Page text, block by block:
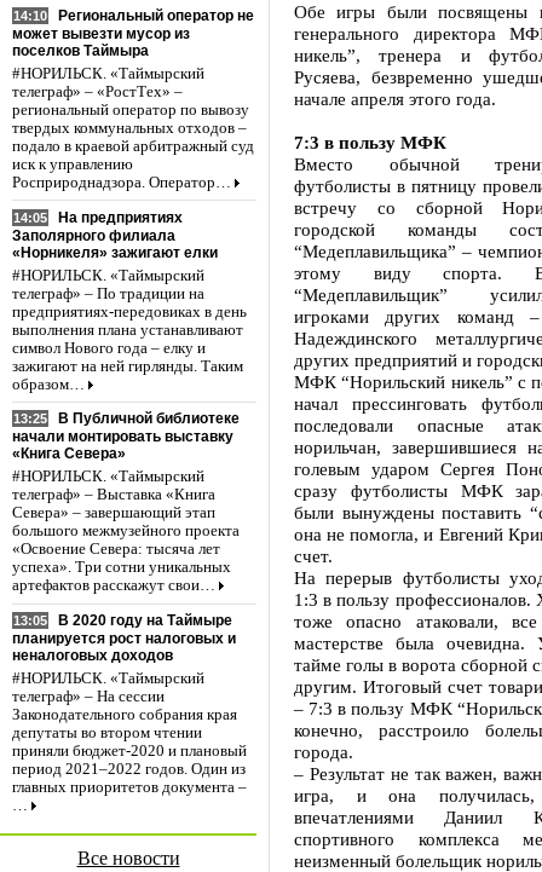
14:10
Региональный оператор не
может вывезти мусор из
поселков Таймыра
#НОРИЛЬСК. «Таймырский
телеграф» – «РостТех» –
региональный оператор по вывозу
твердых коммунальных отходов –
подало в краевой арбитражный суд
иск к управлению
Росприроднадзора. Оператор…
14:05
На предприятиях
Заполярного филиала
«Норникеля» зажигают елки
#НОРИЛЬСК. «Таймырский
телеграф» – По традиции на
предприятиях-передовиках в день
выполнения плана устанавливают
символ Нового года – елку и
зажигают на ней гирлянды. Таким
образом…
13:25
В Публичной библиотеке
начали монтировать выставку
«Книга Севера»
#НОРИЛЬСК. «Таймырский
телеграф» – Выставка «Книга
Севера» – завершающий этап
большого межмузейного проекта
«Освоение Севера: тысяча лет
успеха». Три сотни уникальных
артефактов расскажут свои…
13:05
В 2020 году на Таймыре
планируется рост налоговых и
неналоговых доходов
#НОРИЛЬСК. «Таймырский
телеграф» – На сессии
Законодательного собрания края
депутаты во втором чтении
приняли бюджет-2020 и плановый
период 2021–2022 годов. Один из
главных приоритетов документа –
…
Все новости
Обе игры были посвящены
генерального директора
никель”, тренера и
Русяева, безвременно
начале апреля этого года.
7:3 в пользу МФК
Вместо обычной
футболисты в пятницу
встречу со сборной
городской команды
“Медеплавильщика” –
этому виду спорта.
“Медеплавильщик”
игроками других команд
Надеждинского
других предприятий и
МФК “Норильский никель” с
начал прессинговать
последовали опасные
норильчан, завершившиеся
голевым ударом Сергея
сразу футболисты МФК
были вынуждены поставить
она не помогла, и Евгений
счет.
На перерыв футболисты
1:3 в пользу профессионалов.
тоже опасно атаковали,
мастерстве была
тайме голы в ворота сборной
другим. Итоговый счет
– 7:3 в пользу МФК
конечно, расстроило
города.
– Результат не так важен,
игра, и она
впечатлениями Даниил
спортивного комплекса
неизменный болельщик